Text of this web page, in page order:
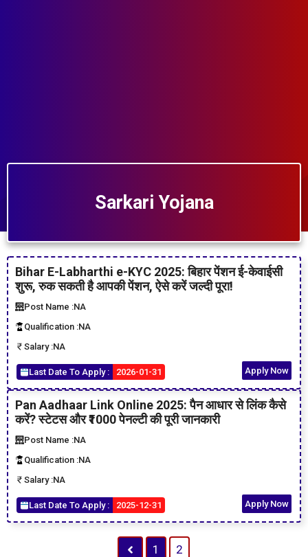
Sarkari Yojana
Bihar E-Labharthi e-KYC 2025: बिहार पेंशन ई-केवाईसी
शुरू, रुक सकती है आपकी पेंशन, ऐसे करें जल्दी पूरा!
Post Name :NA
Qualification :NA
Salary :NA
Last Date To Apply : 2026-01-31 Apply Now
Pan Aadhaar Link Online 2025: पैन आधार से लिंक कैसे
करें? स्टेटस और ₹1000 पेनल्टी की पूरी जानकारी
Post Name :NA
Qualification :NA
Salary :NA
Last Date To Apply : 2025-12-31 Apply Now
1 2